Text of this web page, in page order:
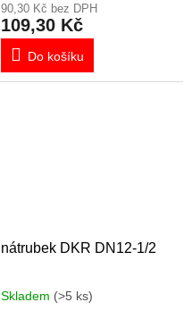
90,30 Kč bez DPH
109,30 Kč
Do košíku
nátrubek DKR DN12-1/2
Skladem (>5 ks)